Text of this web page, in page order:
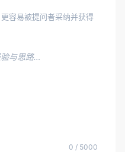
容易被提问者采纳并获得
与思路…
0 / 5000